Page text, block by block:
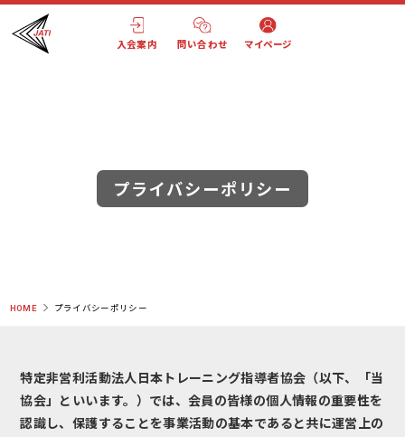
入会案内 問い合わせ マイページ
プライバシーポリシー
HOME プライバシーポリシー
特定非営利活動法人日本トレーニング指導者協会（以下、「当
協会」といいます。）では、会員の皆様の個人情報の重要性を
認識し、保護することを事業活動の基本であると共に運営上の